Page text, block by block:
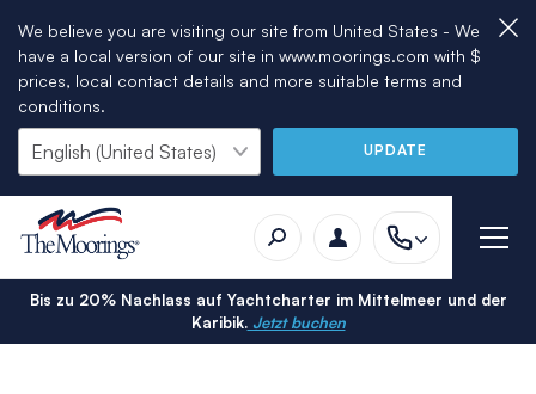
We believe you are visiting our site from United States - We
have a local version of our site in www.moorings.com with $
prices, local contact details and more suitable terms and
conditions.
UPDATE
Bis zu 20% Nachlass auf Yachtcharter im Mittelmeer und der
Karibik.Jetzt buchen